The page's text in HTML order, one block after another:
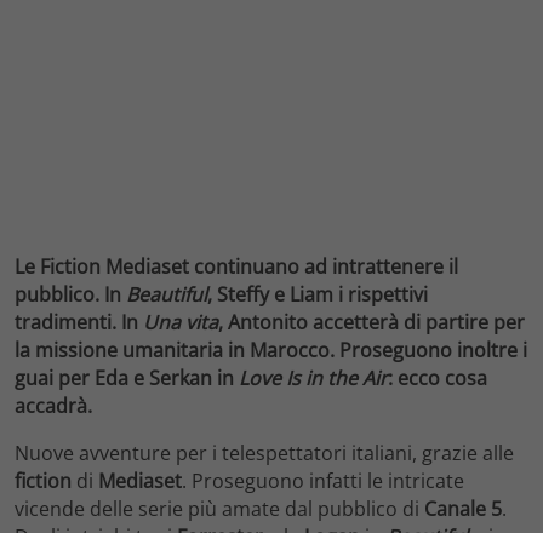
Le Fiction Mediaset continuano ad intrattenere il
pubblico. In Beautiful, Steffy e Liam i rispettivi
tradimenti. In Una vita, Antonito accetterà di partire per
la missione umanitaria in Marocco. Proseguono inoltre i
guai per Eda e Serkan in Love Is in the Air: ecco cosa
accadrà.
Nuove avventure per i telespettatori italiani, grazie alle
fiction di Mediaset. Proseguono infatti le intricate
vicende delle serie più amate dal pubblico di Canale 5.